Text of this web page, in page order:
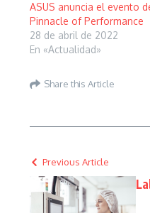
ASUS anuncia el evento
Pinnacle of Performance
28 de abril de 2022
En «Actualidad»
Share this Article
Previous Article